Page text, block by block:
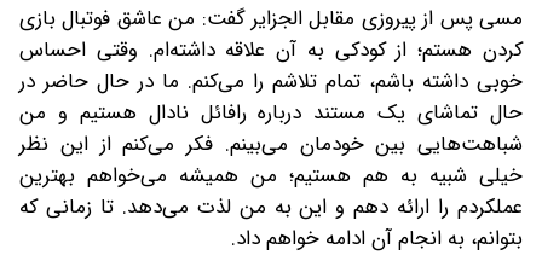
مسی پس از پیروزی مقابل الجزایر گفت: من عاشق فوتبال بازی
کردن هستم؛ از کودکی به آن علاقه داشته‌ام. وقتی احساس
خوبی داشته باشم، تمام تلاشم را می‌کنم. ما در حال حاضر در
حال تماشای یک مستند درباره رافائل نادال هستیم و من
شباهت‌هایی بین خودمان می‌بینم. فکر می‌کنم از این نظر
خیلی شبیه به هم هستیم؛ من همیشه می‌خواهم بهترین
عملکردم را ارائه دهم و این به من لذت می‌دهد. تا زمانی که
بتوانم، به انجام آن ادامه خواهم داد.